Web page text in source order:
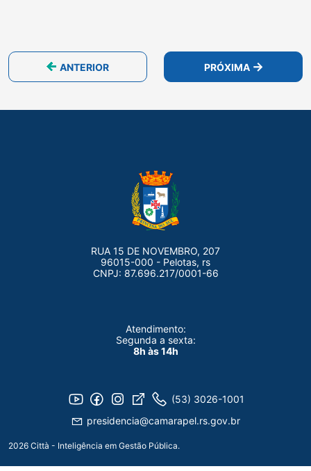
ANTERIOR PRÓXIMA
RUA 15 DE NOVEMBRO, 207
96015-000 - Pelotas, rs
CNPJ: 87.696.217/0001-66
Atendimento:
Segunda a sexta:
8h às 14h
(53) 3026-1001
presidencia@camarapel.rs.gov.br
2026 Città - Inteligência em Gestão Pública.